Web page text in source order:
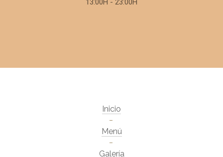
13:00H - 23:00H
Inicio
Menú
Galería